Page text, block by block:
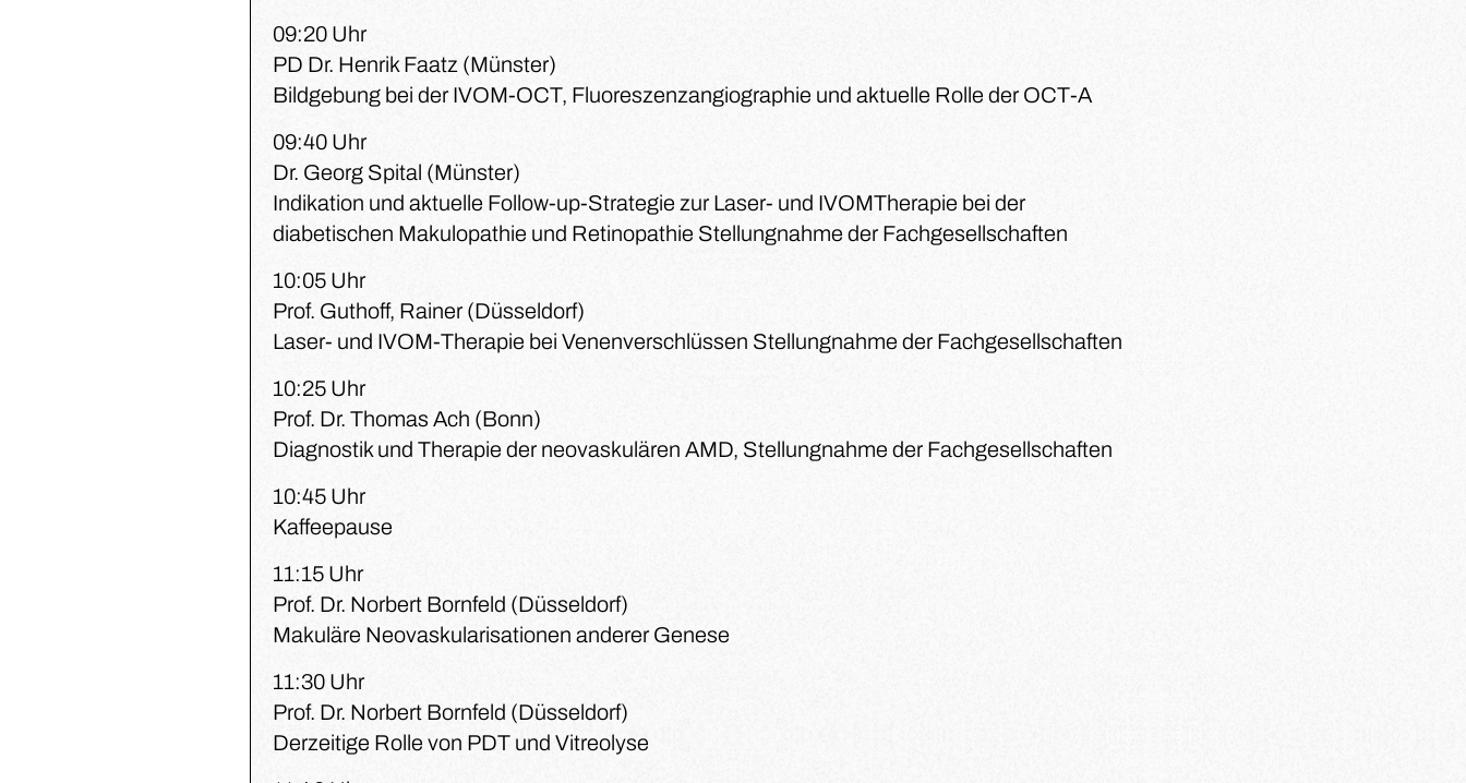
09:20 Uhr
PD Dr. Henrik Faatz (Münster)
Bildgebung bei der IVOM-OCT, Fluoreszenzangiographie und aktuelle Rolle der OCT-A
09:40 Uhr
Dr. Georg Spital (Münster)
Indikation und aktuelle Follow-up-Strategie zur Laser- und IVOMTherapie bei der
diabetischen Makulopathie und Retinopathie Stellungnahme der Fachgesellschaften
10:05 Uhr
Prof. Guthoff, Rainer (Düsseldorf)
Laser- und IVOM-Therapie bei Venenverschlüssen Stellungnahme der Fachgesellschaften
10:25 Uhr
Prof. Dr. Thomas Ach (Bonn)
Diagnostik und Therapie der neovaskulären AMD, Stellungnahme der Fachgesellschaften
10:45 Uhr
Kaffeepause
11:15 Uhr
Prof. Dr. Norbert Bornfeld (Düsseldorf)
Makuläre Neovaskularisationen anderer Genese
11:30 Uhr
Prof. Dr. Norbert Bornfeld (Düsseldorf)
Derzeitige Rolle von PDT und Vitreolyse